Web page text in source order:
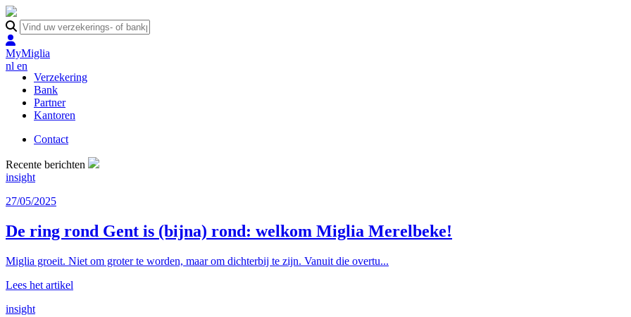
MyMiglia
nl en
Verzekering
Bank
Partner
Kantoren
Contact
Recente berichten
insight
27/05/2025
De ring rond Gent is (bijna) rond: welkom Miglia Merelbeke!
Miglia groeit. Niet om groter te worden, maar om dichterbij te zijn. Vanuit die overtu...
Lees het artikel
insight